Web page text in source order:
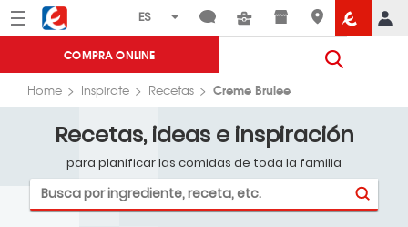
Menú Eroski
COMPRA ONLINE
Home Inspirate Recetas Creme Brulee
Recetas, ideas e inspiración
para planificar las comidas de toda la familia